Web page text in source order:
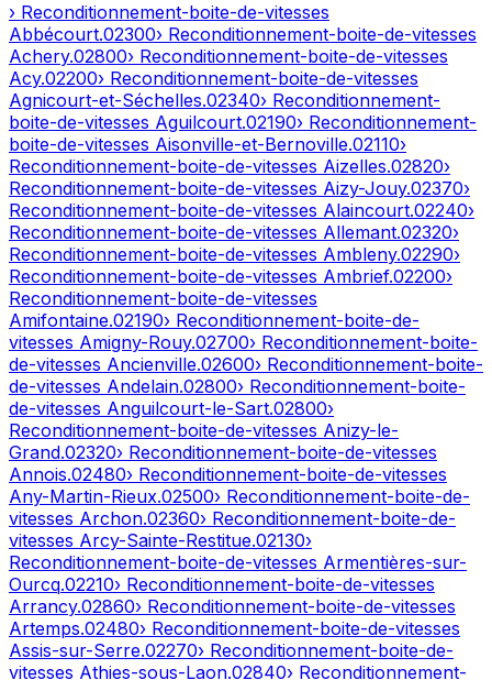
› Reconditionnement-boite-de-vitesses
Abbécourt.02300› Reconditionnement-boite-de-vitesses
Achery.02800› Reconditionnement-boite-de-vitesses
Acy.02200› Reconditionnement-boite-de-vitesses
Agnicourt-et-Séchelles.02340› Reconditionnement-
boite-de-vitesses Aguilcourt.02190› Reconditionnement-
boite-de-vitesses Aisonville-et-Bernoville.02110›
Reconditionnement-boite-de-vitesses Aizelles.02820›
Reconditionnement-boite-de-vitesses Aizy-Jouy.02370›
Reconditionnement-boite-de-vitesses Alaincourt.02240›
Reconditionnement-boite-de-vitesses Allemant.02320›
Reconditionnement-boite-de-vitesses Ambleny.02290›
Reconditionnement-boite-de-vitesses Ambrief.02200›
Reconditionnement-boite-de-vitesses
Amifontaine.02190› Reconditionnement-boite-de-
vitesses Amigny-Rouy.02700› Reconditionnement-boite-
de-vitesses Ancienville.02600› Reconditionnement-boite-
de-vitesses Andelain.02800› Reconditionnement-boite-
de-vitesses Anguilcourt-le-Sart.02800›
Reconditionnement-boite-de-vitesses Anizy-le-
Grand.02320› Reconditionnement-boite-de-vitesses
Annois.02480› Reconditionnement-boite-de-vitesses
Any-Martin-Rieux.02500› Reconditionnement-boite-de-
vitesses Archon.02360› Reconditionnement-boite-de-
vitesses Arcy-Sainte-Restitue.02130›
Reconditionnement-boite-de-vitesses Armentières-sur-
Ourcq.02210› Reconditionnement-boite-de-vitesses
Arrancy.02860› Reconditionnement-boite-de-vitesses
Artemps.02480› Reconditionnement-boite-de-vitesses
Assis-sur-Serre.02270› Reconditionnement-boite-de-
vitesses Athies-sous-Laon.02840› Reconditionnement-